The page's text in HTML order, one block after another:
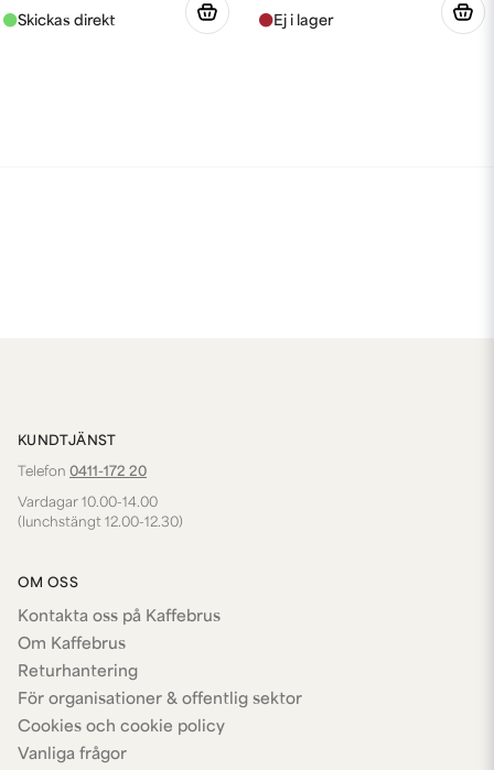
KUNDTJÄNST
Telefon 0411-172 20
Vardagar 10.00-14.00
(lunchstängt 12.00-12.30)
OM OSS
Kontakta oss på Kaffebrus
Om Kaffebrus
Returhantering
För organisationer & offentlig sektor
Cookies och cookie policy
Vanliga frågor